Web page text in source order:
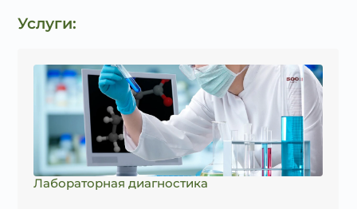
Услуги:
Лабораторная диагностика